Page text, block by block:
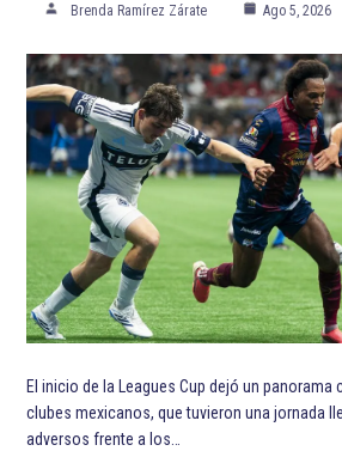
Brenda Ramírez Zárate Ago 5, 2026
El inicio de la Leagues Cup dejó un
clubes mexicanos, que tuvieron una jornada
adversos frente a los…